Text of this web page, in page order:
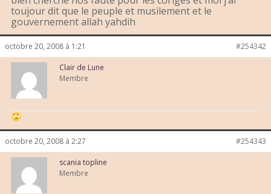
toujour dit que le peuple et musilement et le
gouvernement allah yahdih
octobre 20, 2008 à 1:21 #254342
Clair de Lune
Membre
octobre 20, 2008 à 2:27 #254343
scania topline
Membre